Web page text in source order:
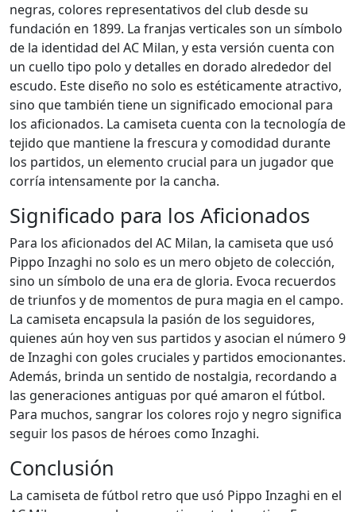
negras, colores representativos del club desde su
fundación en 1899. La franjas verticales son un símbolo
de la identidad del AC Milan, y esta versión cuenta con
un cuello tipo polo y detalles en dorado alrededor del
escudo. Este diseño no solo es estéticamente atractivo,
sino que también tiene un significado emocional para
los aficionados. La camiseta cuenta con la tecnología de
tejido que mantiene la frescura y comodidad durante
los partidos, un elemento crucial para un jugador que
corría intensamente por la cancha.
Significado para los Aficionados
Para los aficionados del AC Milan, la camiseta que usó
Pippo Inzaghi no solo es un mero objeto de colección,
sino un símbolo de una era de gloria. Evoca recuerdos
de triunfos y de momentos de pura magia en el campo.
La camiseta encapsula la pasión de los seguidores,
quienes aún hoy ven sus partidos y asocian el número 9
de Inzaghi con goles cruciales y partidos emocionantes.
Además, brinda un sentido de nostalgia, recordando a
las generaciones antiguas por qué amaron el fútbol.
Para muchos, sangrar los colores rojo y negro significa
seguir los pasos de héroes como Inzaghi.
Conclusión
La camiseta de fútbol retro que usó Pippo Inzaghi en el